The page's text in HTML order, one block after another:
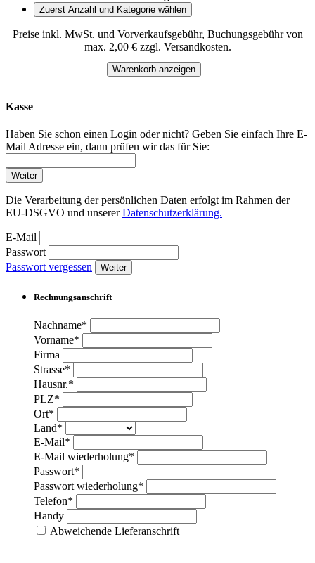
Zuerst Anzahl und Kategorie wählen
Preise inkl. MwSt. und Vorverkaufsgebühr, Buchungsgebühr von
max. 2,00 € zzgl. Versandkosten.
Warenkorb anzeigen
Kasse
Haben Sie schon einen Login oder nicht? Geben Sie einfach Ihre E-
Mail Adresse ein, dann prüfen wir das für Sie:
Weiter
Die Verarbeitung der persönlichen Daten erfolgt im Rahmen der
EU-DSGVO und unsererDatenschutzerklärung.
E-Mail
Passwort
Passwort vergessen
Weiter
Rechnungsanschrift
Nachname*
Vorname*
Firma
Strasse*
Hausnr.*
PLZ*
Ort*
Land*
E-Mail*
E-Mail wiederholung*
Passwort*
Passwort wiederholung*
Telefon*
Handy
Abweichende Lieferanschrift